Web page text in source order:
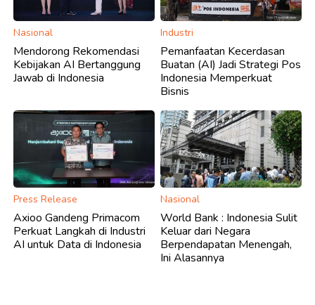
Nasional
Mendorong Rekomendasi
Kebijakan AI Bertanggung
Jawab di Indonesia
Industri
Pemanfaatan Kecerdasan
Buatan (AI) Jadi Strategi Pos
Indonesia Memperkuat
Bisnis
Press Release
Axioo Gandeng Primacom
Perkuat Langkah di Industri
AI untuk Data di Indonesia
Nasional
World Bank : Indonesia Sulit
Keluar dari Negara
Berpendapatan Menengah,
Ini Alasannya